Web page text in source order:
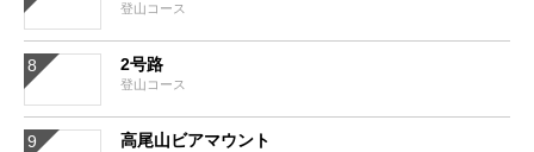
登山コース
2号路
登山コース
高尾山ビアマウント